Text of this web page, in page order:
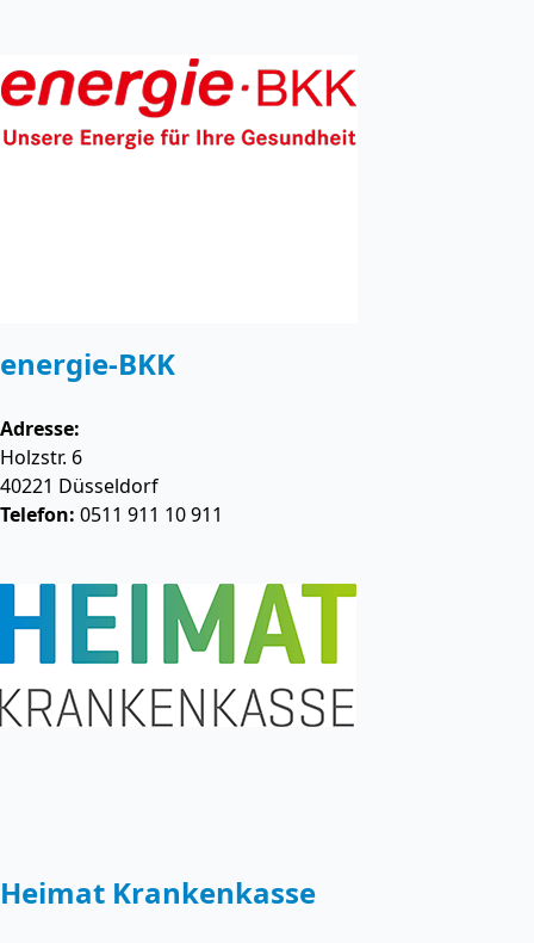
energie-BKK
Adresse:
Holzstr. 6
40221 Düsseldorf
Telefon: 0511 911 10 911
Heimat Krankenkasse